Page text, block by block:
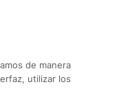
de manera
utilizar los